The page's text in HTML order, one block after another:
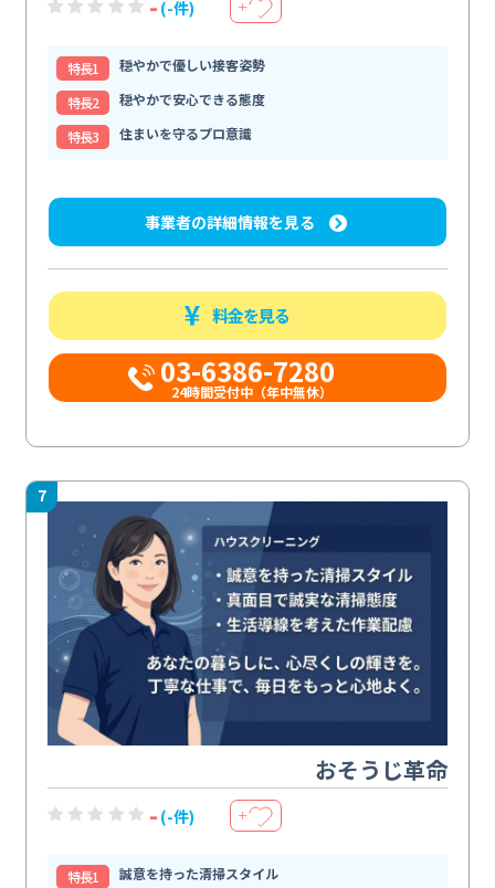
(-件) ＋
特⻑1
穏やかで優しい接客姿勢
特⻑2
穏やかで安心できる態度
特⻑3
住まいを守るプロ意識
事業者の詳細情報を見る
料金を見る
03-6386-7280
24時間受付中（年中無休）
7
おそうじ革命
- (-件) ＋
特⻑1
誠意を持った清掃スタイル